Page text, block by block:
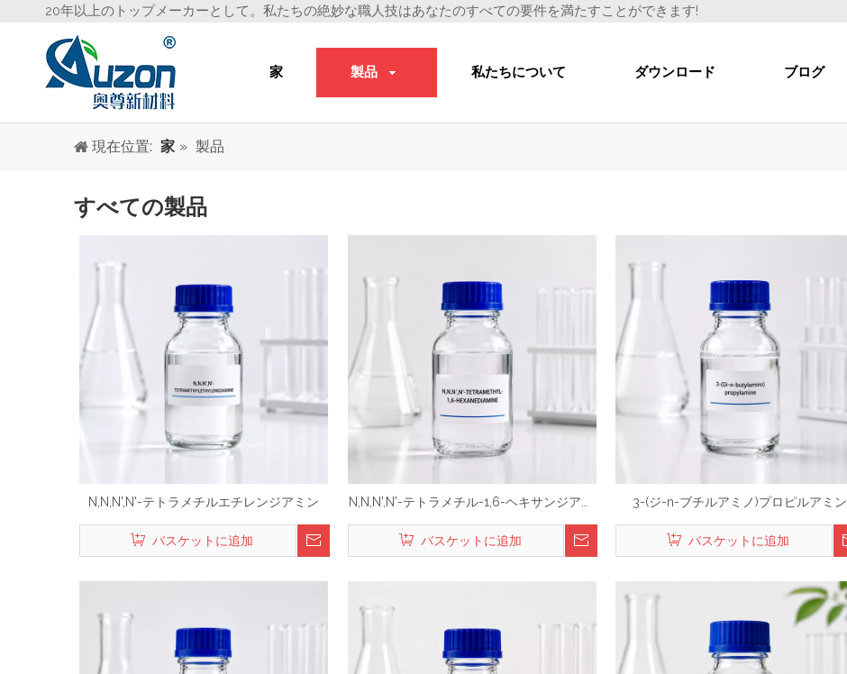
20年以上のトップメーカーとして。私たちの絶妙な職人技はあなたのすべての要件を満たすことができます!
家 製品 私たちについて ダウンロード ブログ
現在位置: 家 » 製品
すべての製品
N,N,N',N'-テトラメチルエチレンジアミン
バスケットに追加
N,N,N',N'-テトラメチル-1,6-ヘキサンジアミ
バスケットに追加
3-(ジ-n-ブチルアミノ)プロピルアミン
バスケットに追加